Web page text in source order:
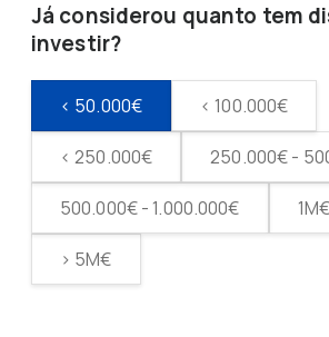
Já considerou quanto tem
investir?
< 50.000€ < 100.000€
< 250.000€ 250.000€ -
500.000€ - 1.000.000€
> 5M€